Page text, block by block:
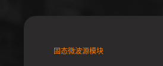
固态微波源模块